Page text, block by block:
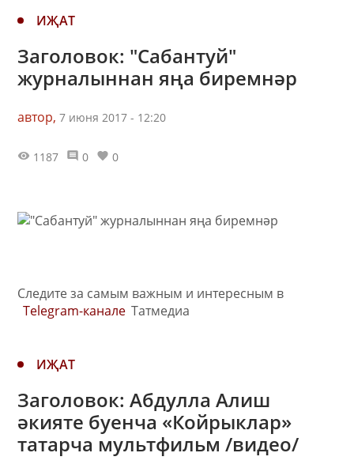
ИҖАТ
Заголовок: "Сабантуй"
журналыннан яңа биремнәр
автор, 7 июня 2017 - 12:20
1187 0 0
Следите за самым важным и интересным в
Telegram-канале Татмедиа
ИҖАТ
Заголовок: Абдулла Алиш
әкияте буенча «Койрыклар»
татарча мультфильм /видео/